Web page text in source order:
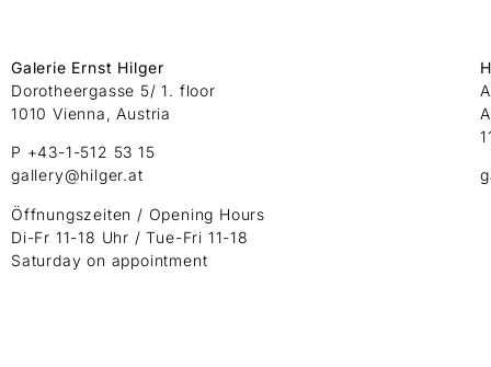
Galerie Ernst Hilger
Dorotheergasse 5/ 1. floor
1010 Vienna, Austria
P +43-1-512 53 15
gallery@hilger.at
Öffnungszeiten / Opening Hours
Di-Fr 11-18 Uhr / Tue-Fri 11-18
Saturday on appointment